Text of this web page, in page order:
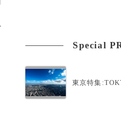
Special
東京特集